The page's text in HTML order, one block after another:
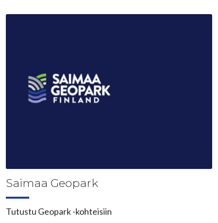
Saimaa Geopark
Tutustu Geopark -kohteisiin